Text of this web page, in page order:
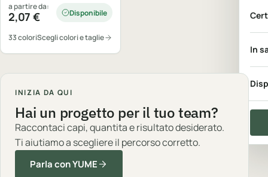
In
a partire da:
2,07€ Disponibile
33 coloriScegli colori e taglie
INIZIA DA QUI
Hai un progetto per il tuo team?
Raccontaci capi, quantita e risultato desiderato.
Ti aiutiamo a scegliere il percorso corretto.
Parla con YUME